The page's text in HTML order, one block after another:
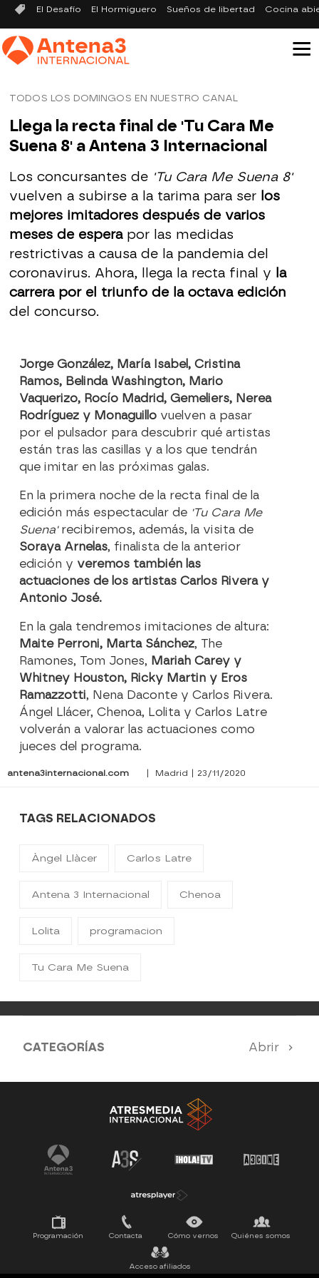
El Desafío El Hormiguero Sueños de libertad Cocina
TODOS LOS DOMINGOS EN NUESTRO CANAL
Llega la recta final de 'Tu Cara Me
Suena 8' a Antena 3 Internacional
Los concursantes de'Tu Cara Me Suena 8'
vuelven a subirse a la tarima para ser los
mejores imitadores después de varios
meses de esperapor las medidas
restrictivas a causa de la pandemia del
coronavirus. Ahora, llega la recta final y la
carrera por el triunfo de la octava edición
del concurso.
Jorge González, María Isabel, Cristina
Ramos, Belinda Washington, Mario
Vaquerizo, Rocío Madrid, Gemeliers, Nerea
Rodríguez y Monaguillo vuelven a pasar
por el pulsador para descubrir qué artistas
están tras las casillas y a los que tendrán
que imitar en las próximas galas.
En la primera noche de la recta final de la
edición más espectacular de 'Tu Cara Me
Suena'recibiremos, además, la visita de
Soraya Arnelas, finalista de la anterior
edición y veremos también las
actuaciones de los artistas Carlos Rivera y
Antonio José.
En la gala tendremos imitaciones de altura:
Maite Perroni, Marta Sánchez, The
Ramones, Tom Jones, Mariah Carey y
Whitney Houston, Ricky Martin y Eros
Ramazzotti, Nena Daconte y Carlos Rivera.
Ángel Llácer, Chenoa, Lolita y Carlos Latre
volverán a valorar las actuaciones como
jueces del programa.
antena3internacional.com | Madrid | 23/11/2020
TAGS RELACIONADOS
Àngel Llàcer Carlos Latre
Antena 3 Internacional Chenoa
Lolita programacion
Tu Cara Me Suena
CATEGORÍAS Abrir
Antena 3 Noticias El Hormiguero
Tu cara me suena Pasapalabra
Programación Contacta Cómo vernos Quiénes somos
Acceso afiliados